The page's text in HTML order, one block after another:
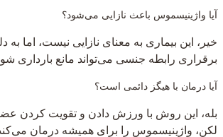
آیا واژینیسموس باعث نازایی می‌شود؟
خیر، این بیماری به معنای نازایی نیست، اما به
برقراری رابطه جنسی می‌تواند مانع بارداری
آیا درمان با هیگز دائمی است؟
بله، این روش با ورزش دادن و تقویت کردن
لکن، واژینیسموس را برای همیشه درمان